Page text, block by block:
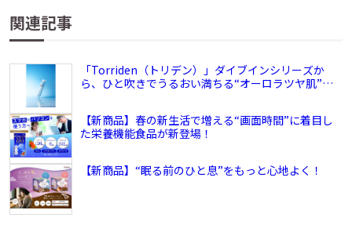
関連記事
「Torriden（トリデン）」ダイブインシリーズか
ら、ひと吹きでうるおい満ちる“オーロラツヤ肌”が
【新商品】春の新生活で増える“画面時間”に着目し
た栄養機能食品が新登場！
【新商品】“眠る前のひと息”をもっと心地よく！